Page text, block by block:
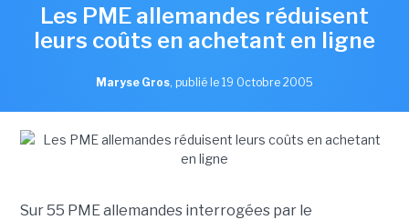
Les PME allemandes réduisent
leurs coûts en achetant en ligne
Maryse Gros, publié le 19 Octobre 2005
Sur 55 PME allemandes interrogées par le